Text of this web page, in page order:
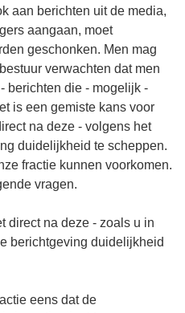
aan berichten uit de media,
aangaan, moet
geschonken. Men mag
verwachten dat men
berichten die - mogelijk -
is een gemiste kans voor
na deze - volgens het
duidelijkheid te scheppen.
fractie kunnen voorkomen.
vragen.
direct na deze - zoals u in
berichtgeving duidelijkheid
eens dat de